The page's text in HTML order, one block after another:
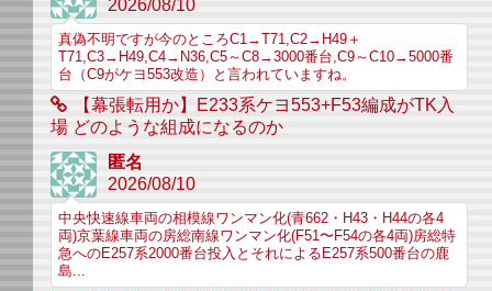
2026/08/10
真偽不明ですが今のところC1→T71,C2→H49＋
T71,C3→H49,C4→N36,C5～C8→3000番台,C9～C10→5000番
台（C9がケヨ553改造）と言われていますね。
【幕張転用か】E233系ケヨ553+F53編成がTK入
場 どのような組成になるのか
匿名
2026/08/10
中央快速線車両の相模線ワンマン化(青662・H43・H44の各4
両)京葉線車両の房総南線ワンマン化(F51〜F54の各4両)房総特
急へのE257系2000番台投入とそれによるE257系500番台の鹿
島...